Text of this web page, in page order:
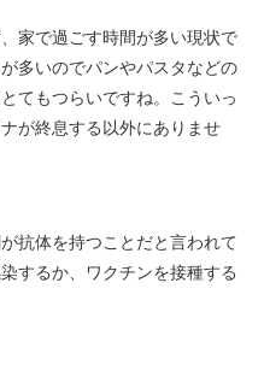
家で過ごす時間が多い現状で
多いのでパンやパスタなどの
てもつらいですね。こういっ
が終息する以外にありませ
抗体を持つことだと言われて
するか、ワクチンを接種する